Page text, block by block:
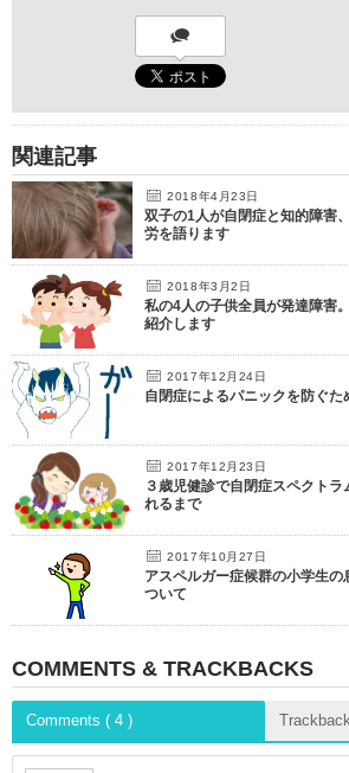
関連記事
2018年4月23日
双子の1人が自閉症と知的障害
労を語ります
2018年3月2日
私の4人の子供全員が発達障害
紹介します
2017年12月24日
自閉症によるパニックを防ぐた
2017年12月23日
３歳児健診で自閉症スペクト
れるまで
2017年10月27日
アスペルガー症候群の小学生の
ついて
COMMENTS & TRACKBACKS
Comments ( 4 )